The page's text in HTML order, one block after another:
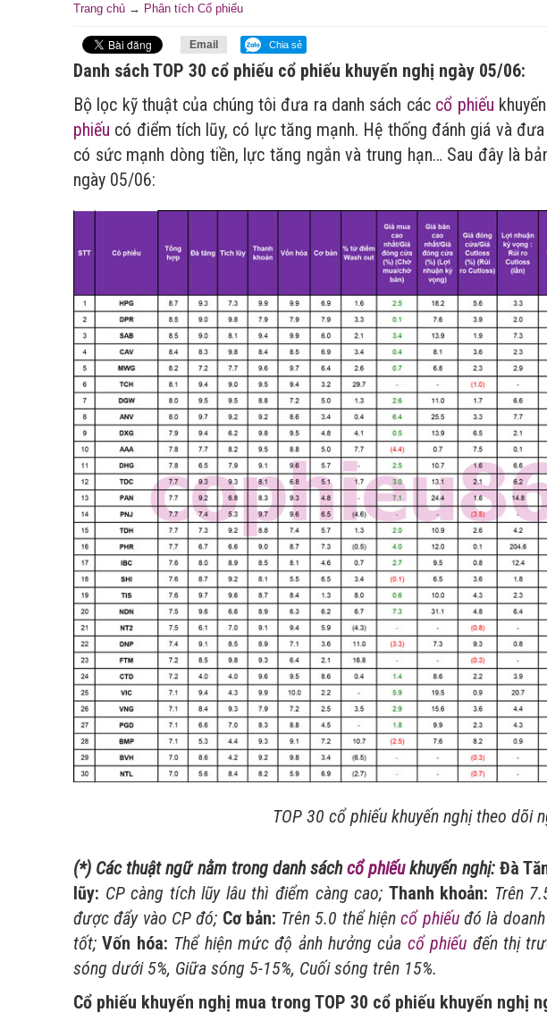
Trang chủ → Phân tích Cổ phiếu
Email Chia sẻ
Danh sách TOP 30 cổ phiếu cổ phiếu khuyến nghị ngày 05/06:
Bộ lọc kỹ thuật của chúng tôi đưa ra danh sách các cổ phiếu
phiếu có điểm tích lũy, có lực tăng mạnh. Hệ thống đánh giá và
có sức mạnh dòng tiền, lực tăng ngắn và trung hạn… Sau đây là
ngày 05/06:
TOP 30 cổ phiếu khuyến nghị theo dõi
(*) Các thuật ngữ nằm trong danh sáchcổ phiếukhuyến nghị: Đà
lũy: CP càng tích lũy lâu thì điểm càng cao; Thanh khoản: Trên
được đẩy vào CP đó; Cơ bản: Trên 5.0 thể hiệncổ phiếuđó là
tốt;Vốn hóa: Thể hiện mức độ ảnh hưởng của cổ phiếu đến thị
sóng dưới 5%, Giữa sóng 5-15%, Cuối sóng trên 15%.
Cổ phiếu khuyến nghị mua trong TOP 30 cổ phiếu khuyến nghị